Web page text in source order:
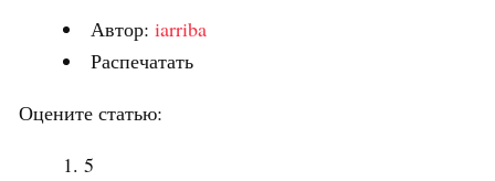
Автор: iarriba
Распечатать
Оцените статью:
5